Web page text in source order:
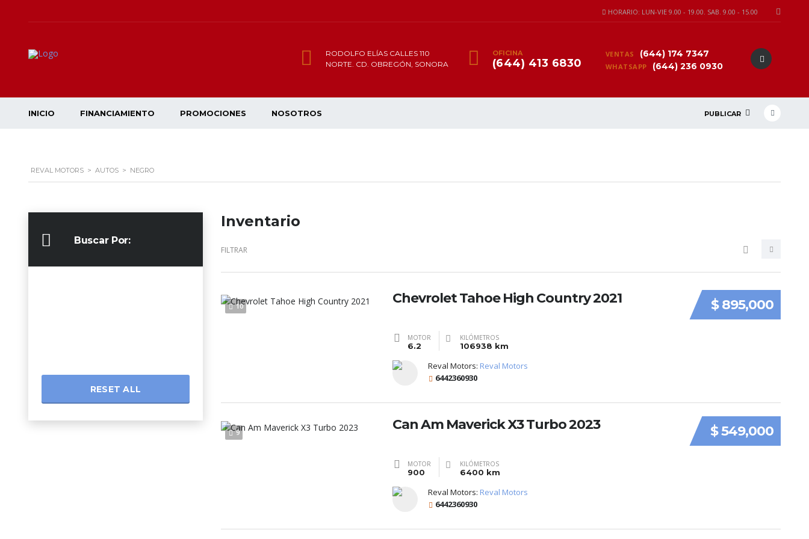
HORARIO: LUN-VIE 9.00 - 19.00. SAB. 9.00 - 15.00
VENTAS (644) 174 7347
WHATSAPP (644) 236 0930
OFICINA
(644) 413 6830
RODOLFO ELÍAS CALLES 110
NORTE. CD. OBREGÓN, SONORA
PUBLICAR
INICIO FINANCIAMIENTO PROMOCIONES NOSOTROS
REVAL MOTORS > AUTOS > NEGRO
Buscar Por:
RESET ALL
Inventario
FILTRAR
10 $ 895,000
Chevrolet Tahoe High Country 2021
MOTOR
6.2
KILÓMETROS
106938 km
Reval Motors: Reval Motors
6442360930
9 $ 549,000
Can Am Maverick X3 Turbo 2023
MOTOR
900
KILÓMETROS
6400 km
Reval Motors: Reval Motors
6442360930